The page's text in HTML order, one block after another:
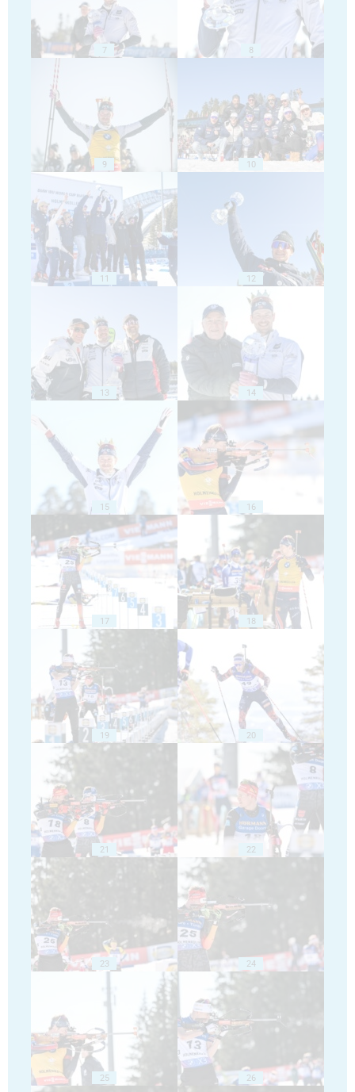
7 8
9 10
11 12
13 14
15 16
17 18
19 20
21 22
23 24
25 26